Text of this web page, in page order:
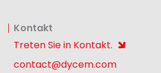
Kontakt
Treten Sie in Kontakt.
contact@dycem.com